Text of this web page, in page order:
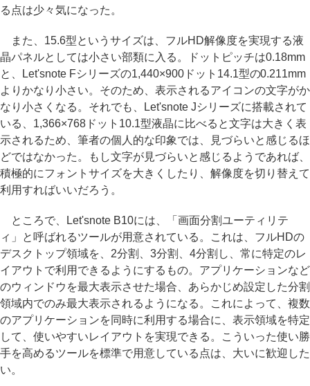
る点は少々気になった。
また、15.6型というサイズは、フルHD解像度を実現する液
晶パネルとしては小さい部類に入る。ドットピッチは0.18mm
と、Let'snote Fシリーズの1,440×900ドット14.1型の0.211mm
よりかなり小さい。そのため、表示されるアイコンの文字がか
なり小さくなる。それでも、Let'snote Jシリーズに搭載されて
いる、1,366×768ドット10.1型液晶に比べると文字は大きく表
示されるため、筆者の個人的な印象では、見づらいと感じるほ
どではなかった。もし文字が見づらいと感じるようであれば、
積極的にフォントサイズを大きくしたり、解像度を切り替えて
利用すればいいだろう。
ところで、Let'snote B10には、「画面分割ユーティリテ
ィ」と呼ばれるツールが用意されている。これは、フルHDの
デスクトップ領域を、2分割、3分割、4分割し、常に特定のレ
イアウトで利用できるようにするもの。アプリケーションなど
のウィンドウを最大表示させた場合、あらかじめ設定した分割
領域内でのみ最大表示されるようになる。これによって、複数
のアプリケーションを同時に利用する場合に、表示領域を特定
して、使いやすいレイアウトを実現できる。こういった使い勝
手を高めるツールを標準で用意している点は、大いに歓迎した
い。